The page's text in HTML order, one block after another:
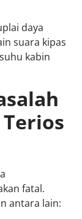
daya
suara kipas
kabin
fatal.
antara lain: